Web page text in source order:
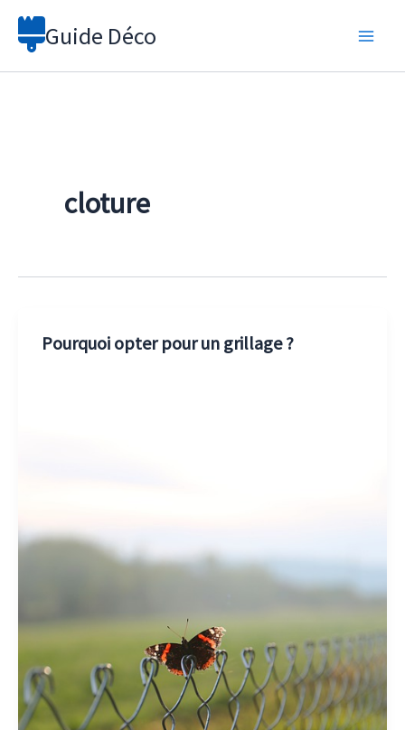
Aller
Guide Déco
cloture
Pourquoi opter pour un grillage ?